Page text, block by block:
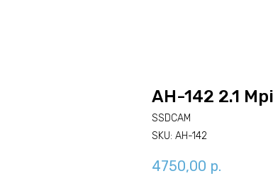
AH-142 2.1
SSDCAM
SKU: AH-142
4750,00 р.